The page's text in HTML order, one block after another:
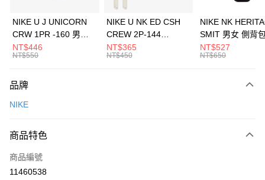
元大商業銀行
台灣樂天信用卡公司
全盈+PAY
AFTEE先享後付
【關於「AFTEE先享後付」】
便利好安心！
３．安心：先確認商品／服務後，再付款。
【「AFTEE先享後付」結帳流程】
１．於結帳方式選擇「AFTEE先享後付」後，將跳轉至「AFTEE先享後付」
運送方式
每筆NT$100，滿NT$1,500(含以上)免運費
宅配
每筆NT$100，滿NT$1,500(含以上)免運費
NIKE U J UNICORN
CRW 1PR -160 男女
中統襪 FZ3393100
NT$446
NT$550
NIKE U NK ED CSH
CREW 2P-144
EMBRDY 男女 短統襪
FZ3073133
NT$365
NT$450
NIKE NK
SMIT 男女 側背
BA5871010
NT$527
NT$650
品牌
NIKE
商品特色
商品編號
11460538